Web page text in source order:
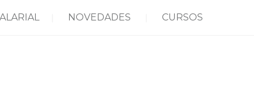
NOVEDADES CURSOS